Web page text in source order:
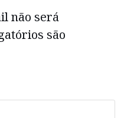
não será
são